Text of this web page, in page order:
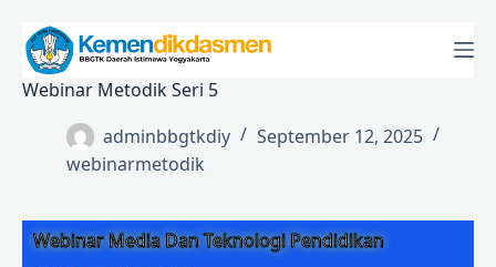
Webinar Metodik Seri 5
adminbbgtkdiy
September 12, 2025
webinarmetodik
Webinar Media Dan Teknologi Pendidikan